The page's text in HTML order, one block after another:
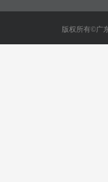
版权所有©广